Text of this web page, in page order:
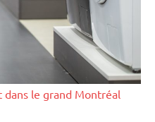
dans le grand Montréal